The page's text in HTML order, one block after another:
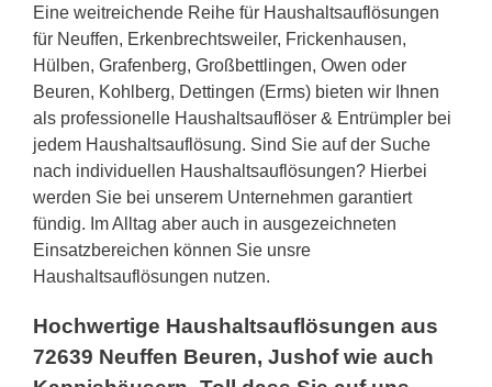
Eine weitreichende Reihe für Haushaltsauflösungen
für Neuffen, Erkenbrechtsweiler, Frickenhausen,
Hülben, Grafenberg, Großbettlingen, Owen oder
Beuren, Kohlberg, Dettingen (Erms) bieten wir Ihnen
als professionelle Haushaltsauflöser & Entrümpler bei
jedem Haushaltsauflösung. Sind Sie auf der Suche
nach individuellen Haushaltsauflösungen? Hierbei
werden Sie bei unserem Unternehmen garantiert
fündig. Im Alltag aber auch in ausgezeichneten
Einsatzbereichen können Sie unsre
Haushaltsauflösungen nutzen.
Hochwertige Haushaltsauflösungen aus
72639 Neuffen Beuren, Jushof wie auch